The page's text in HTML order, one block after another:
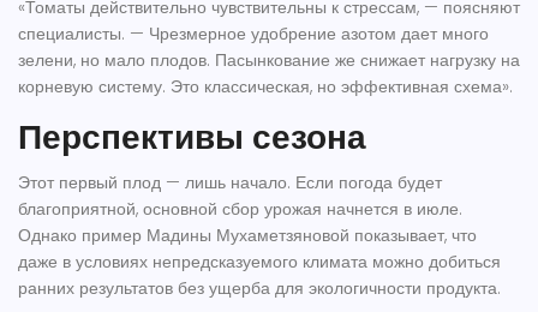
«Томаты действительно чувствительны к стрессам, — поясняют
специалисты. — Чрезмерное удобрение азотом дает много
зелени, но мало плодов. Пасынкование же снижает нагрузку на
корневую систему. Это классическая, но эффективная схема».
Перспективы сезона
Этот первый плод — лишь начало. Если погода будет
благоприятной, основной сбор урожая начнется в июле.
Однако пример Мадины Мухаметзяновой показывает, что
даже в условиях непредсказуемого климата можно добиться
ранних результатов без ущерба для экологичности продукта.